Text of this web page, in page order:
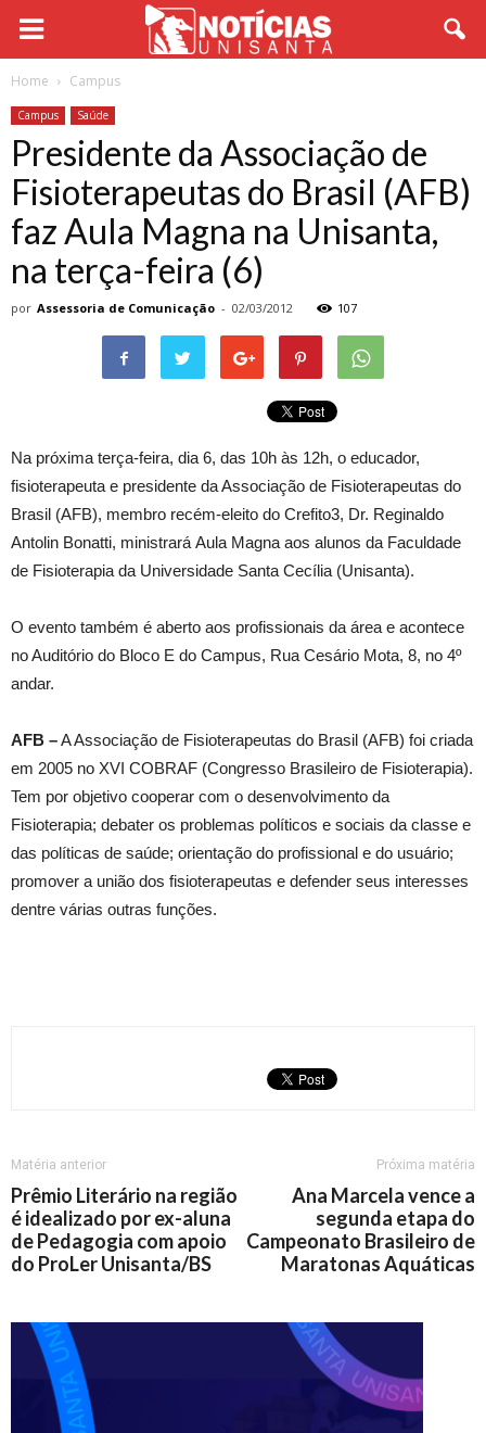
Home Campus
Campus Saúde
Presidente da Associação de
Fisioterapeutas do Brasil (AFB)
faz Aula Magna na Unisanta,
na terça-feira (6)
por Assessoria de Comunicação - 02/03/2012 107
Na próxima terça-feira, dia 6, das 10h às 12h, o educador,
fisioterapeuta e presidente da Associação de Fisioterapeutas do
Brasil (AFB), membro recém-eleito do Crefito3, Dr. Reginaldo
Antolin Bonatti, ministrará Aula Magna aos alunos da Faculdade
de Fisioterapia da Universidade Santa Cecília (Unisanta).
O evento também é aberto aos profissionais da área e acontece
no Auditório do Bloco E do Campus, Rua Cesário Mota, 8, no 4º
andar.
AFB –A Associação de Fisioterapeutas do Brasil (AFB) foi criada
em 2005 no XVI COBRAF (Congresso Brasileiro de Fisioterapia).
Tem por objetivo cooperar com o desenvolvimento da
Fisioterapia; debater os problemas políticos e sociais da classe e
das políticas de saúde; orientação do profissional e do usuário;
promover a união dos fisioterapeutas e defender seus interesses
dentre várias outras funções.
Matéria anterior
Prêmio Literário na região
é idealizado por ex-aluna
de Pedagogia com apoio
do ProLer Unisanta/BS
Próxima matéria
Ana Marcela vence a
segunda etapa do
Campeonato Brasileiro de
Maratonas Aquáticas